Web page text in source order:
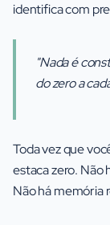
identifica com
"Nada é
do zero a
Toda vez que
estaca zero. Não
Não há memória